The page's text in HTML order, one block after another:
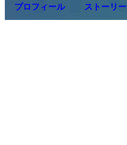
プロフィール ストーリー